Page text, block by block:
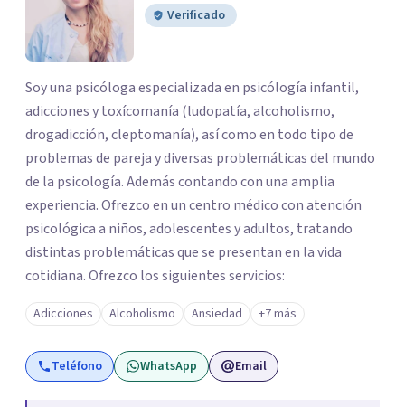
Verificado
Soy una psicóloga especializada en psicólogía infantil,
adicciones y toxícomanía (ludopatía, alcoholismo,
drogadicción, cleptomanía), así como en todo tipo de
problemas de pareja y diversas problemáticas del mundo
de la psicología. Además contando con una amplia
experiencia. Ofrezco en un centro médico con atención
psicológica a niños, adolescentes y adultos, tratando
distintas problemáticas que se presentan en la vida
cotidiana. Ofrezco los siguientes servicios:
Adicciones Alcoholismo Ansiedad +7 más
Teléfono WhatsApp Email